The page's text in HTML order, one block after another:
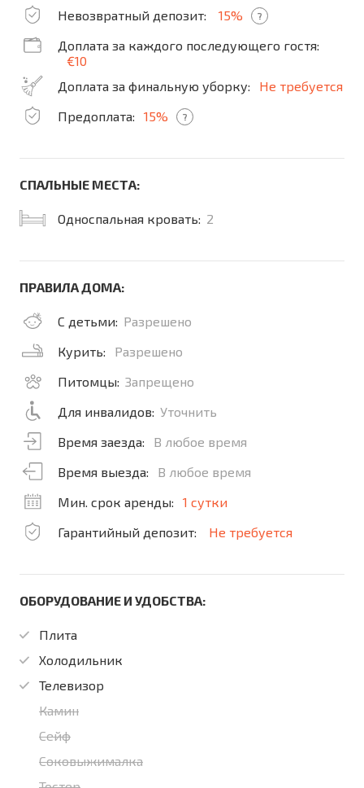
Невозвратный депозит:
15% ?
Доплата за каждого последующего гостя:
€10
Доплата за финальную уборку:
Не требуется
Предоплата:
15% ?
СПАЛЬНЫЕ МЕСТА:
Односпальная кровать: 2
ПРАВИЛА ДОМА:
С детьми: Разрешено
Курить:
Разрешено
Питомцы: Запрещено
Для инвалидов: Уточнить
Время заезда:
В любое время
Время выезда:
В любое время
Мин. срок аренды:
1 сутки
Гарантийный депозит:
Не требуется
ОБОРУДОВАНИЕ И УДОБСТВА:
Плита
Холодильник
Телевизор
Камин
Сейф
Соковыжималка